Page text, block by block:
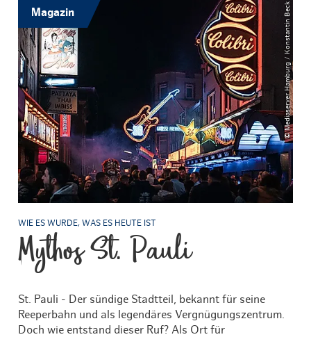
© Mediaserver Hamburg / Konstantin Beck
Magazin
WIE ES WURDE, WAS ES HEUTE IST
Mythos St. Pauli
St. Pauli - Der sündige Stadtteil, bekannt für seine
Reeperbahn und als legendäres Vergnügungszentrum.
Doch wie entstand dieser Ruf? Als Ort für